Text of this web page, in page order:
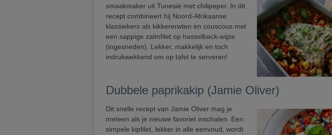
smaakmaker uit Tunesië met chilipeper. In dit
recept combineert hij Noord-Afrikaanse
klassiekers als kikkererwten en couscous met
een sappige zalmfilet op hasselback-wijze
(ingesneden). Lekker, makkelijk en toch
indrukwekkend om op tafel te serveren!
Dubbele paprikakip (Jamie Oliver)
Dit snelle recept van Jamie Oliver mag je
meteen als je nieuwe favoriet inschalen. Een
simpele kipfilet, lekker in alle eenvoud, wordt